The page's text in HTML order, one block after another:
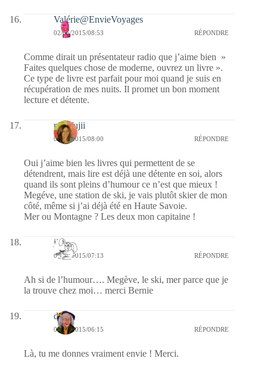
Valérie@EnvieVoyages
02/06/2015/08:53 RÉPONDRE
Comme dirait un présentateur radio que j’aime bien »
Faites quelques chose de moderne, ouvrez un livre ».
Ce type de livre est parfait pour moi quand je suis en
récupération de mes nuits. Il promet un bon moment
lecture et détente.
missfujii
02/06/2015/08:00 RÉPONDRE
Oui j’aime bien les livres qui permettent de se
détendrent, mais lire est déjà une détente en soi, alors
quand ils sont pleins d’humour ce n’est que mieux !
Megéve, une station de ski, je vais plutôt skier de mon
côté, même si j’ai déjà été en Haute Savoie.
Mer ou Montagne ? Les deux mon capitaine !
jill
02/06/2015/07:13 RÉPONDRE
Ah si de l’humour…. Megève, le ski, mer parce que je
la trouve chez moi… merci Bernie
dom
02/06/2015/06:15 RÉPONDRE
Là, tu me donnes vraiment envie ! Merci.